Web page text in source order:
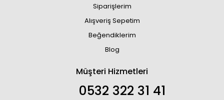
Siparişlerim
Alışveriş Sepetim
Beğendiklerim
Blog
Müşteri Hizmetleri
0532 322 31 41